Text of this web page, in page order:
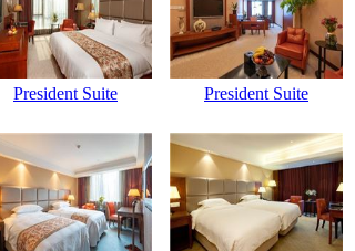
President Suite President Suite